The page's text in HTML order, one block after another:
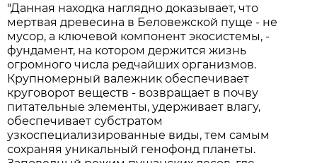
"Данная находка наглядно доказывает, что
мертвая древесина в Беловежской пуще - не
мусор, а ключевой компонент экосистемы, -
фундамент, на котором держится жизнь
огромного числа редчайших организмов.
Крупномерный валежник обеспечивает
круговорот веществ - возвращает в почву
питательные элементы, удерживает влагу,
обеспечивает субстратом
узкоспециализированные виды, тем самым
сохраняя уникальный генофонд планеты.